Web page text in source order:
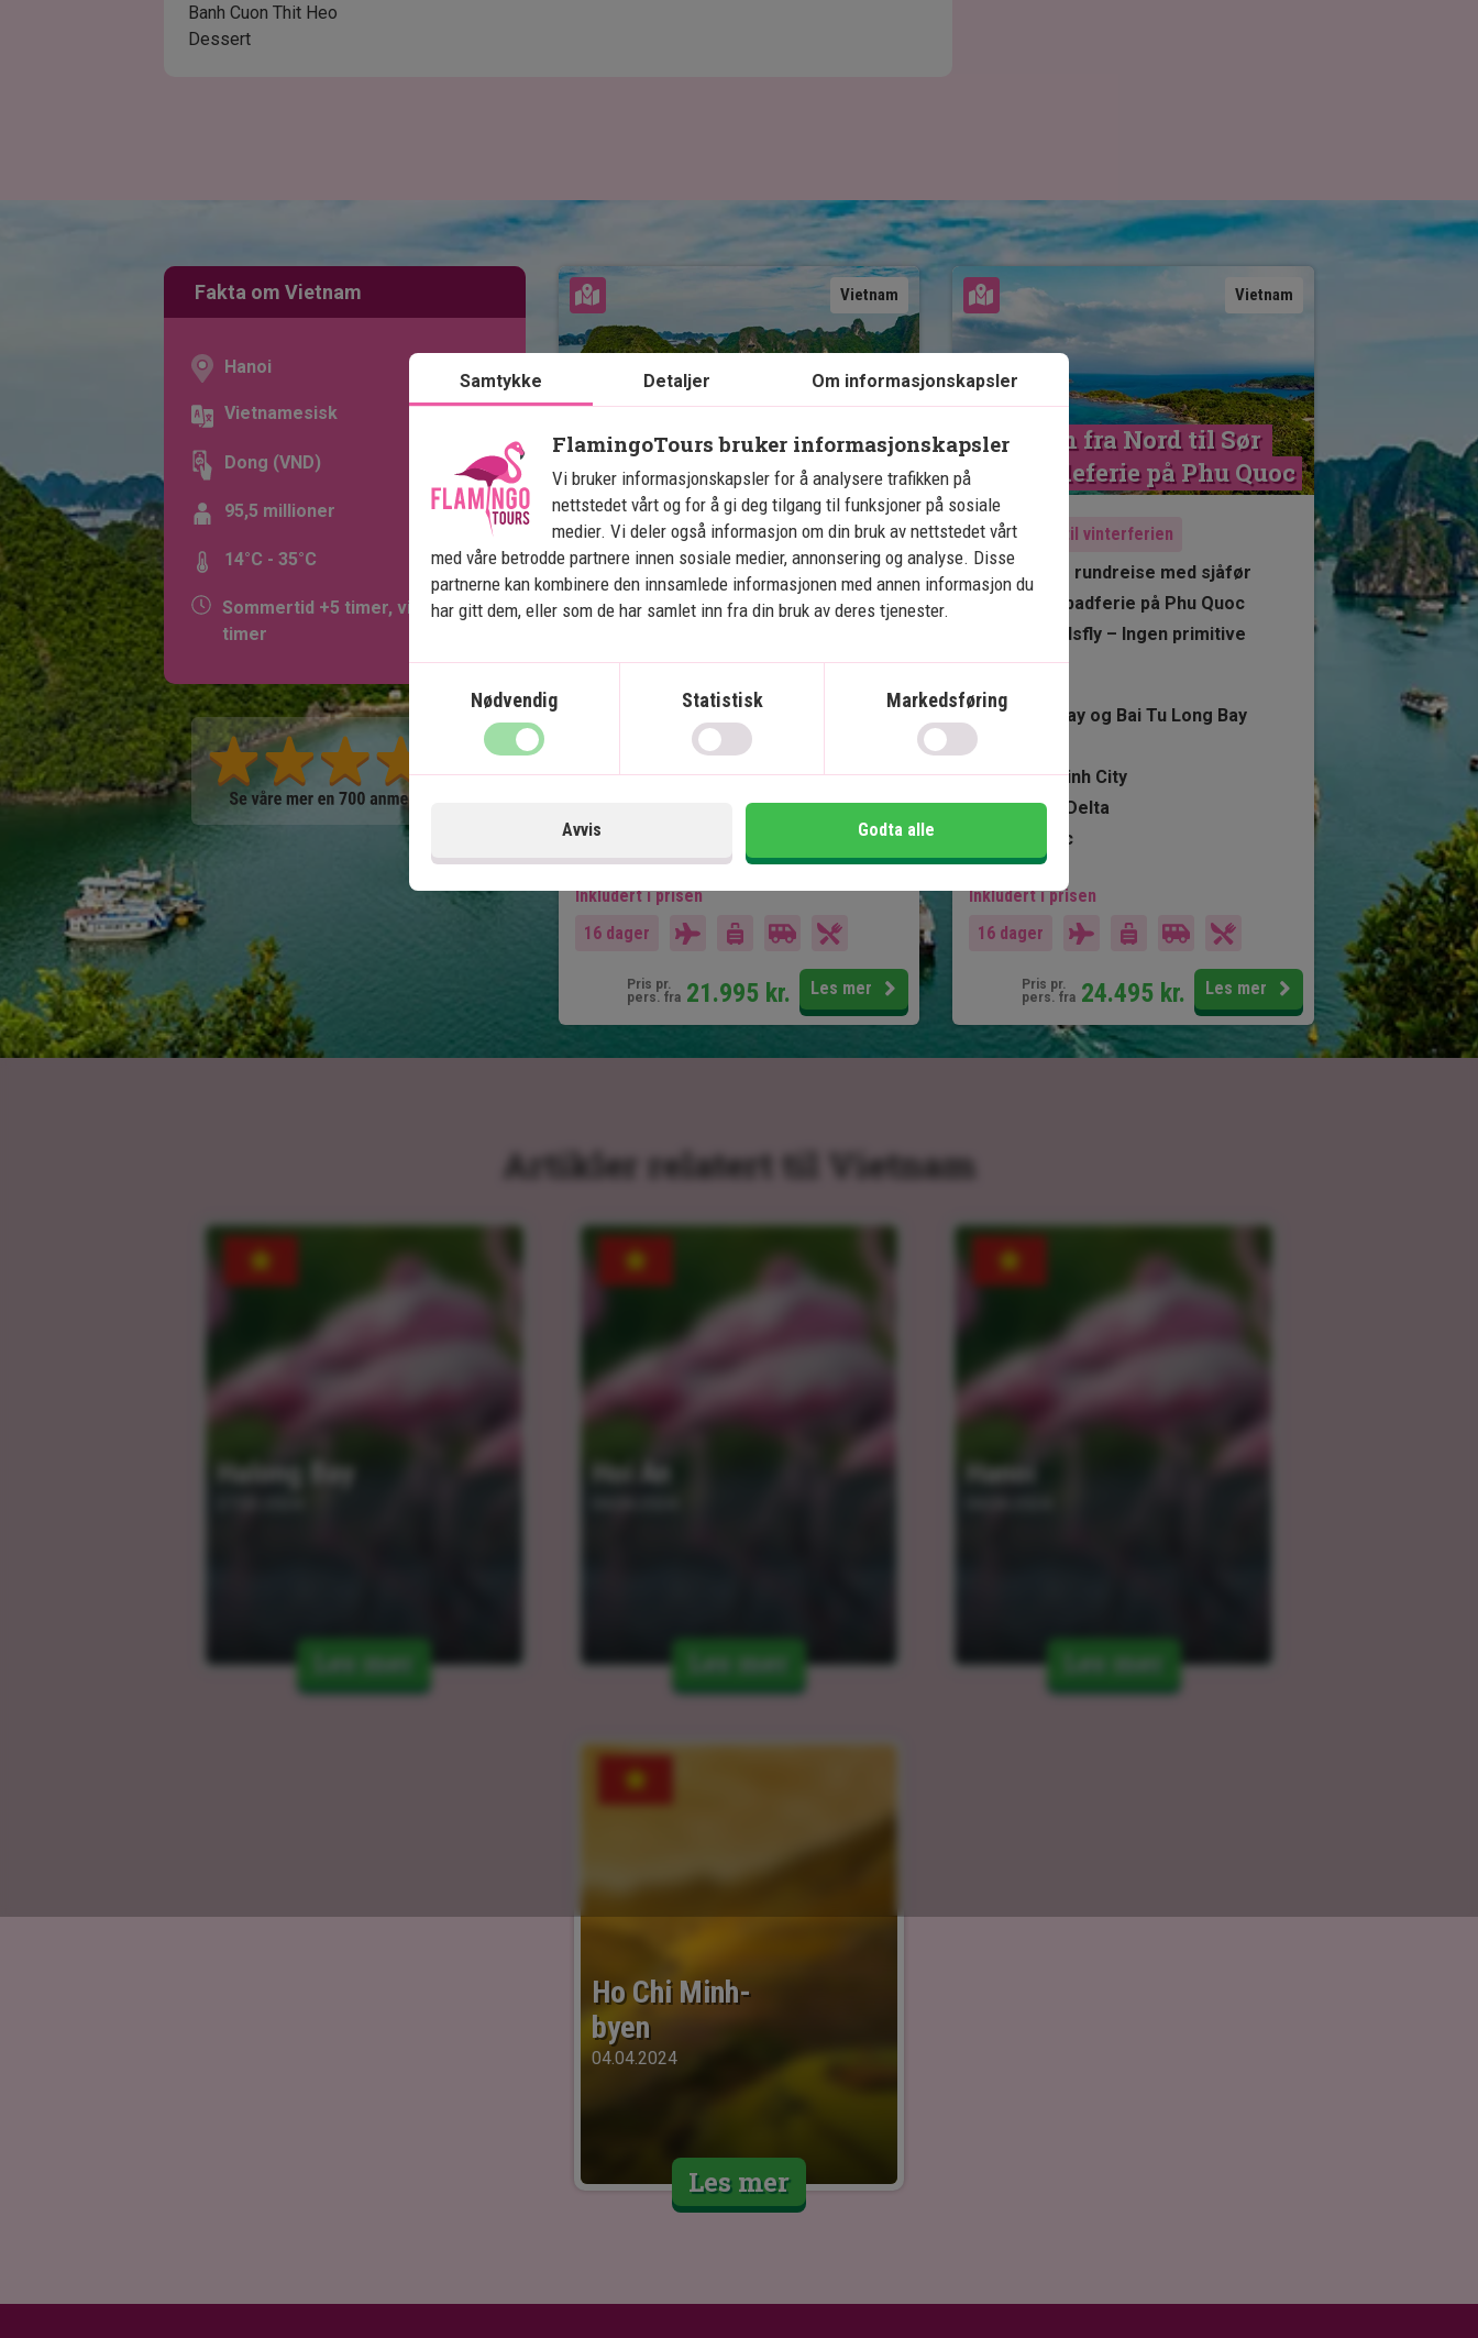
Banh Cuon Thit Heo
Dessert
Fakta om Vietnam
Hanoi
Vietnamesisk
Dong (VND)
95,5 millioner
14°C - 35°C
Sommertid +5 timer, vintertid +6
timer
Vietnam
Vietnam fra Nord til Sør
med badeferie i Hoi An
Anbefalt til sommerferien
13 netters rundreise i Vietnam med
privat sjåfør
Inkluderer badeferie i Hoi An
Hoi An
Mekong Delta
Inkludert i prisen
16 dager
Pris pr.
pers. fra 21.995 kr. Les mer
Vietnam
Se kart
Vietnam fra Nord til Sør
med badeferie på Phu Quoc
Anbefalt til vinterferien
10 netter rundreise med sjåfør
3 netter badferie på Phu Quoc
Innenlandsfly – Ingen primitive
Halong Bay og Bai Tu Long Bay
Ho Chi Minh City
Mekong Delta
Phu Quoc
Inkludert i prisen
16 dager
Pris pr.
pers. fra 24.495 kr. Les mer
Artikler relatert til Vietnam
Halong Bay
Les mer
Hoi An
Les mer
Hanoi
Les mer
Ho Chi Minh-
byen
04.04.2024
Les mer
Samtykke Detaljer Om informasjonskapsler
FlamingoTours bruker informasjonskapsler
Vi bruker informasjonskapsler for å analysere trafikken på
nettstedet vårt og for å gi deg tilgang til funksjoner på sosiale
medier. Vi deler også informasjon om din bruk av nettstedet vårt
med våre betrodde partnere innen sosiale medier, annonsering og analyse. Disse
partnerne kan kombinere den innsamlede informasjonen med annen informasjon du
har gitt dem, eller som de har samlet inn fra din bruk av deres tjenester.
Nødvendig Statistisk Markedsføring
Avvis Godta alle